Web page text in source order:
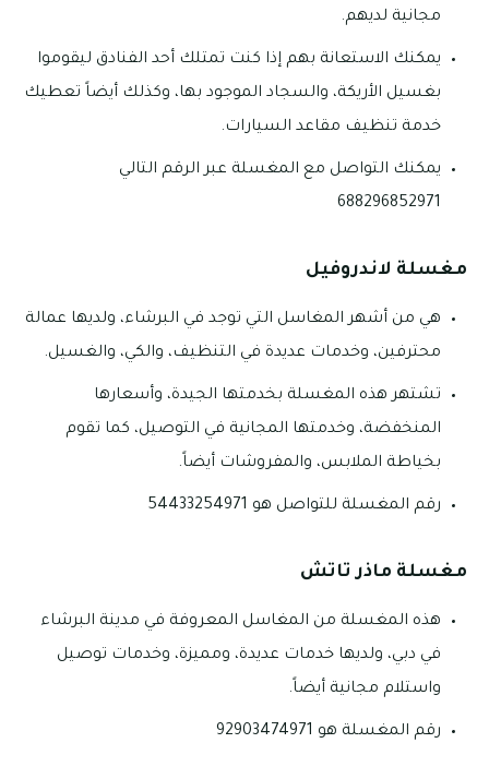
مجانية لديهم.
يمكنك الاستعانة بهم إذا كنت تمتلك أحد الفنادق ليقوموا
بغسيل الأريكة، والسجاد الموجود بها، وكذلك أيضاً تعطيك
خدمة تنظيف مقاعد السيارات.
يمكنك التواصل مع المغسلة عبر الرقم التالي
688296852971
مغسلة لاندروفيل
هي من أشهر المغاسل التي توجد في البرشاء، ولديها عمالة
محترفين، وخدمات عديدة في التنظيف، والكي، والغسيل.
تشتهر هذه المغسلة بخدمتها الجيدة، وأسعارها
المنخفضة، وخدمتها المجانية في التوصيل، كما تقوم
بخياطة الملابس، والمفروشات أيضاً.
رقم المغسلة للتواصل هو 54433254971
مغسلة ماذر تاتش
هذه المغسلة من المغاسل المعروفة في مدينة البرشاء
في دبي، ولديها خدمات عديدة، ومميزة، وخدمات توصيل
واستلام مجانية أيضاً.
رقم المغسلة هو 92903474971